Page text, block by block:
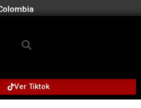
Ver Tiktok